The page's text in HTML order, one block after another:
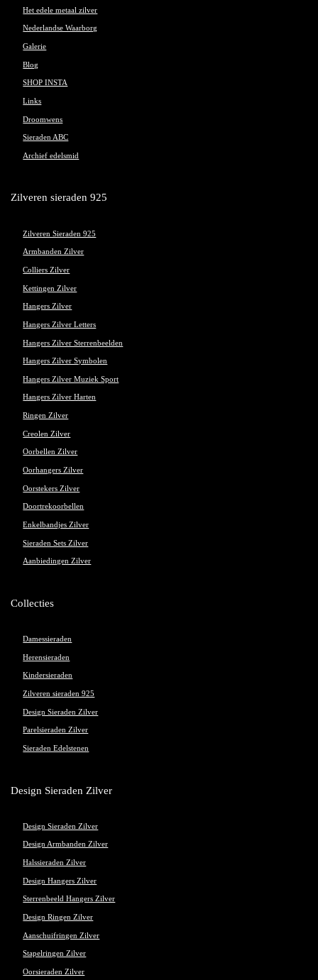
Het edele metaal zilver
Nederlandse Waarborg
Galerie
Blog
SHOP INSTA
Links
Droomwens
Sieraden ABC
Archief edelsmid
Zilveren sieraden 925
Zilveren Sieraden 925
Armbanden Zilver
Colliers Zilver
Kettingen Zilver
Hangers Zilver
Hangers Zilver Letters
Hangers Zilver Sterrenbeelden
Hangers Zilver Symbolen
Hangers Zilver Muziek Sport
Hangers Zilver Harten
Ringen Zilver
Creolen Zilver
Oorbellen Zilver
Oorhangers Zilver
Oorstekers Zilver
Doortrekoorbellen
Enkelbandjes Zilver
Sieraden Sets Zilver
Aanbiedingen Zilver
Collecties
Damessieraden
Herensieraden
Kindersieraden
Zilveren sieraden 925
Design Sieraden Zilver
Parelsieraden Zilver
Sieraden Edelstenen
Design Sieraden Zilver
Design Sieraden Zilver
Design Armbanden Zilver
Halssieraden Zilver
Design Hangers Zilver
Sterrenbeeld Hangers Zilver
Design Ringen Zilver
Aanschuifringen Zilver
Stapelringen Zilver
Oorsieraden Zilver